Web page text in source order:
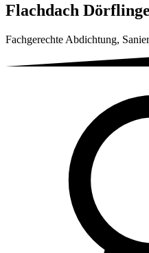
Flachdach
Fachgerechte Abdichtung,